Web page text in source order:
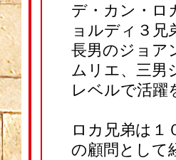
デ・カン・ロ
ョルディ３
長男のジョア
ムリエ、三男
レベルで活
ロカ兄弟は１
の顧問として